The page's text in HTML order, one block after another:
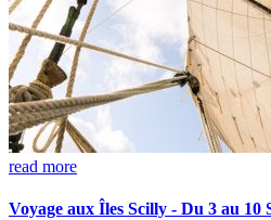
read more
Voyage aux Îles Scilly - Du 3 au 10